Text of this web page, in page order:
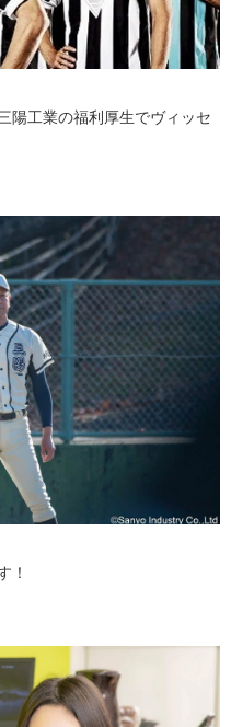
陽工業の福利厚生でヴィッセ
！